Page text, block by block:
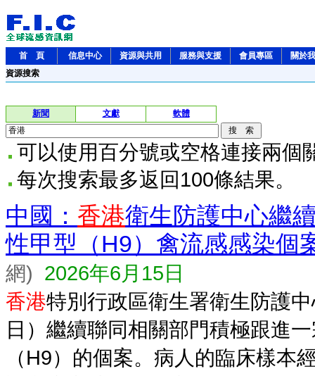
首 頁 信息中心 資源與共用 服務與支援 會員專區
關於
資源搜索
新聞 文獻 軟體
可以使用百分號或空格連接兩個
每次搜索最多返回100條結果。
中國： 香港衛生防護中心繼
性甲型（H9）禽流感感染個
網) 2026年6月15日
香港特別行政區衛生署衛生防護
日）繼續聯同相關部門積極跟進
（H9）的個案。病人的臨床樣本